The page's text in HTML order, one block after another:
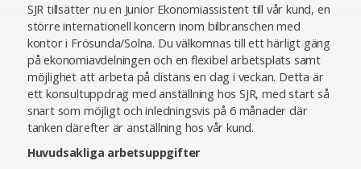
SJR tillsätter nu en Junior Ekonomiassistent till vår kund, en
större internationell koncern inom bilbranschen med
kontor i Frösunda/Solna. Du välkomnas till ett härligt gäng
på ekonomiavdelningen och en flexibel arbetsplats samt
möjlighet att arbeta på distans en dag i veckan. Detta är
ett konsultuppdrag med anställning hos SJR, med start så
snart som möjligt och inledningsvis på 6 månader där
tanken därefter är anställning hos vår kund.
Huvudsakliga arbetsuppgifter